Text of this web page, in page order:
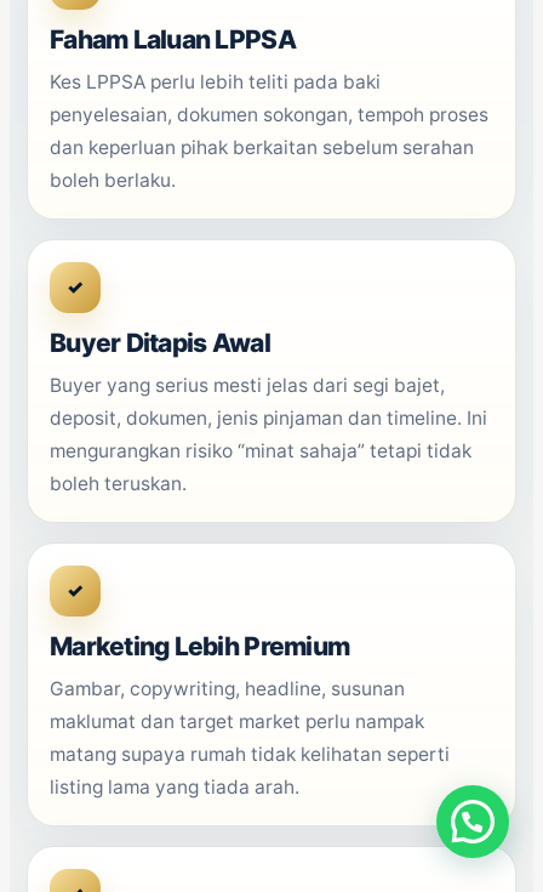
Faham Laluan LPPSA
Kes LPPSA perlu lebih teliti pada baki
penyelesaian, dokumen sokongan, tempoh proses
dan keperluan pihak berkaitan sebelum serahan
boleh berlaku.
✓
Buyer Ditapis Awal
Buyer yang serius mesti jelas dari segi bajet,
deposit, dokumen, jenis pinjaman dan timeline. Ini
mengurangkan risiko “minat sahaja” tetapi tidak
boleh teruskan.
✓
Marketing Lebih Premium
Gambar, copywriting, headline, susunan
maklumat dan target market perlu nampak
matang supaya rumah tidak kelihatan seperti
listing lama yang tiada arah.